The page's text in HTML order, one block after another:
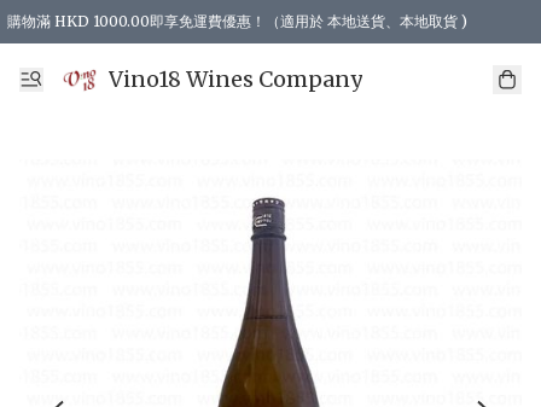
購物滿 HKD 1000.00即享免運費優惠！（適用於 本地送貨、本地取貨 )
Vino18 Wines Company